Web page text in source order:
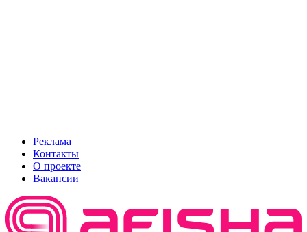
Реклама
Контакты
О проекте
Вакансии